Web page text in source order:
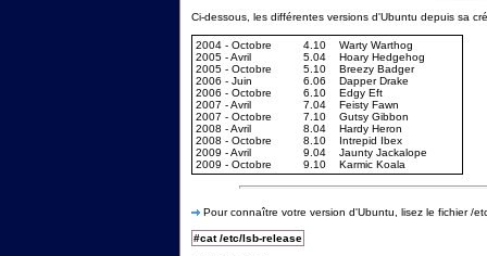
Ci-dessous, les différentes versions d'Ubuntu depuis sa
2004 - Octobre
2005 - Avril
2005 - Octobre
2006 - Juin
2006 - Octobre
2007 - Avril
2007 - Octobre
2008 - Avril
2008 - Octobre
2009 - Avril
2009 - Octobre
4.10
5.04
5.10
6.06
6.10
7.04
7.10
8.04
8.10
9.04
9.10
Warty Warthog
Hoary Hedgehog
Breezy Badger
Dapper Drake
Edgy Eft
Feisty Fawn
Gutsy Gibbon
Hardy Heron
Intrepid Ibex
Jaunty Jackalope
Karmic Koala
Pour connaître votre version d'Ubuntu, lisez le fichier /
#cat /etc/lsb-release